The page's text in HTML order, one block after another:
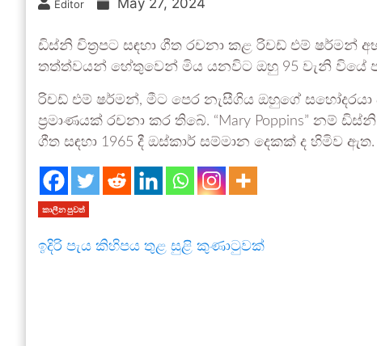
Editor May 27, 2024
ඩිස්නි චිත්‍රපට සඳහා ගීත රචනා කළ රිචඩ් එම් ෂර්මන්
තත්ත්වයන් හේතුවෙන් මිය යනවිට ඔහු 95 වැනි වියේ
රිචඩ් එම් ෂර්මන්, මීට පෙර නැසීගිය ඔහුගේ
ප්‍රමාණයක් රචනා කර තිබේ. “Mary Poppins” නම්
ගීත සඳහා 1965 දී ඔස්කාර් සම්මාන දෙකක් ද හිමිව ඇත.
කාලීන පුවත්
ඉදිරි පැය කිහිපය තුළ සුළි කුණාටුවක්